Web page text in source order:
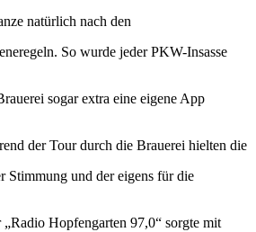
natürlich nach den
So wurde jeder PKW-Insasse
sogar extra eine eigene App
der Tour durch die Brauerei hielten die
Stimmung und der eigens für die
„Radio Hopfengarten 97,0“ sorgte mit